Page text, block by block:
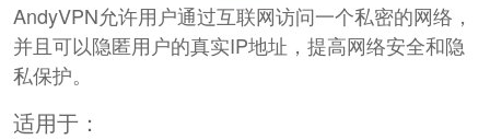
AndyVPN允许用户通过互联网访问一个私密的网络，
并且可以隐匿用户的真实IP地址，提高网络安全和隐
私保护。
适用于：